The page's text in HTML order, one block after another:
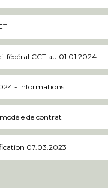
fédéral CCT au 01.01.2024
- informations
de contrat
07.03.2023